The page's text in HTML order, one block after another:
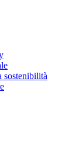
sostenibilità